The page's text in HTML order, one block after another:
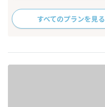
すべてのプランを見る